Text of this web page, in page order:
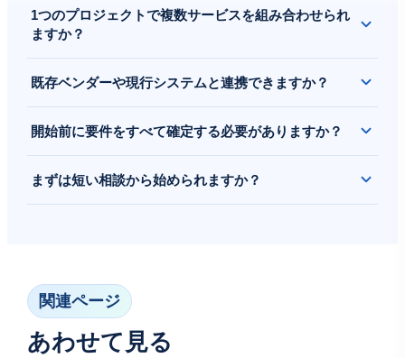
用、継続改善など、特定フェーズのみの支援も可能です。
1つのプロジェクトで複数サービスを組み合わせられ
ますか？
を組み合わせ、計画から運用までを切れ目なく支援するケー
スが多くあります。
既存ベンダーや現行システムと連携できますか？
の共同推進、引き継ぎ後の運用支援にも対応しています。
開始前に要件をすべて確定する必要がありますか？
い場合は、コンサルティング、短期調査、PoC / MVP、専任
チームから始め、その後に請負開発へ進めることができま
まずは短い相談から始められますか？
関連ページ
あわせて見る